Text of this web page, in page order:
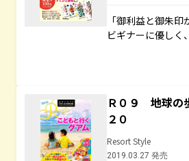
「御利益と御朱
ビギナーに優しく
Ｒ０９ 地球の
２０
Resort Style
2019.03.27 発売